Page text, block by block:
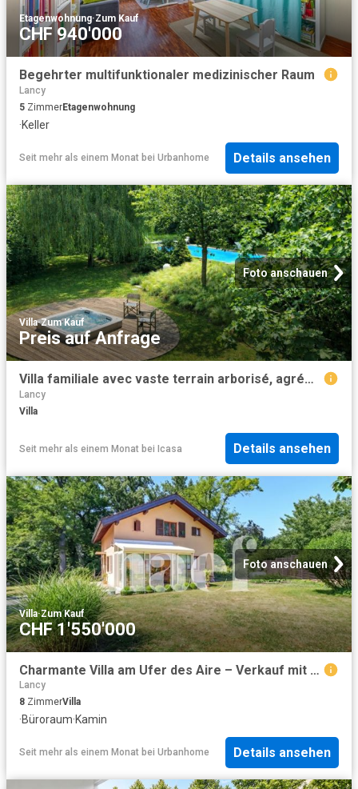
Etagenwohnung·Zum Kauf
CHF 940'000
Begehrter multifunktionaler medizinischer Raum
Lancy
5 ZimmerEtagenwohnung
·Keller
Seit mehr als einem Monat bei Urbanhome Details ansehen
Foto anschauen
Villa·Zum Kauf
Preis auf Anfrage
Villa familiale avec vaste terrain arborisé, agrémenté d'une piscine chauffée et jacuzzi
Lancy
Villa
Seit mehr als einem Monat bei Icasa Details ansehen
Foto anschauen
Villa·Zum Kauf
CHF 1'550'000
Charmante Villa am Ufer des Aire – Verkauf mit Nutzrecht
Lancy
8 ZimmerVilla
·Büroraum·Kamin
Seit mehr als einem Monat bei Urbanhome Details ansehen